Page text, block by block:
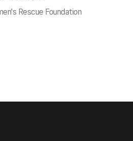
Rescue Foundation